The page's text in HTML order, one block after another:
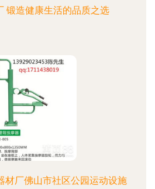
锻造健康生活的品质之选
材厂佛山市社区公园运动设施